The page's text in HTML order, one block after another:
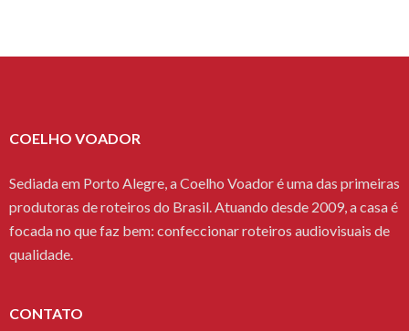
COELHO VOADOR
Sediada em Porto Alegre, a Coelho Voador é uma das primeiras
produtoras de roteiros do Brasil. Atuando desde 2009, a casa é
focada no que faz bem: confeccionar roteiros audiovisuais de
qualidade.
CONTATO